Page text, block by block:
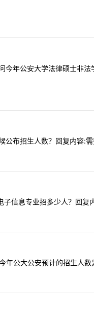
公安大学法律硕士非法
布招生人数？回复内容:
信息专业招多少人？回复
公大公安预计的招生人数